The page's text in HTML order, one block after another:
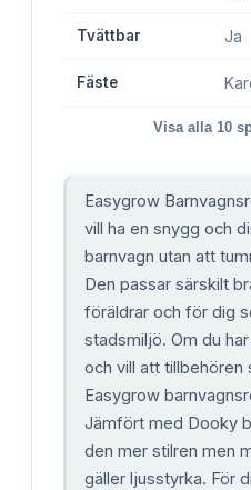
Tvättbar Ja
Fäste
Visa alla 10
Easygrow
vill ha en snygg och
barnvagn utan att
Den passar särskilt
föräldrar och för dig
stadsmiljö. Om du
och vill att tillbehören
Easygrow
Jämfört med Dooky
den mer stilren men
gäller ljusstyrka. För